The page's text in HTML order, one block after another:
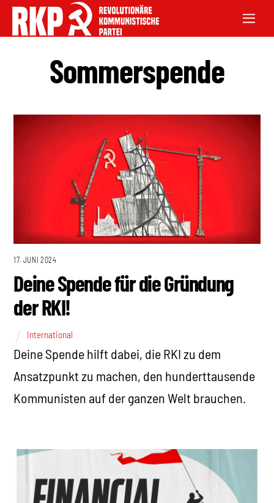
Sommerspende
17. JUNI 2024
Deine Spende für die Gründung
der RKI!
International
Deine Spende hilft dabei, die RKI zu dem
Ansatzpunkt zu machen, den hunderttausende
Kommunisten auf der ganzen Welt brauchen.